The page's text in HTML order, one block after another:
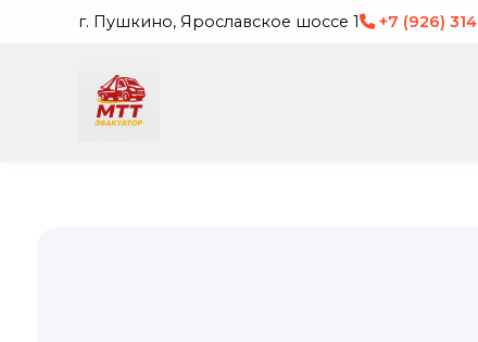
г. Пушкино, Ярославское шоссе 1 +7 (926)